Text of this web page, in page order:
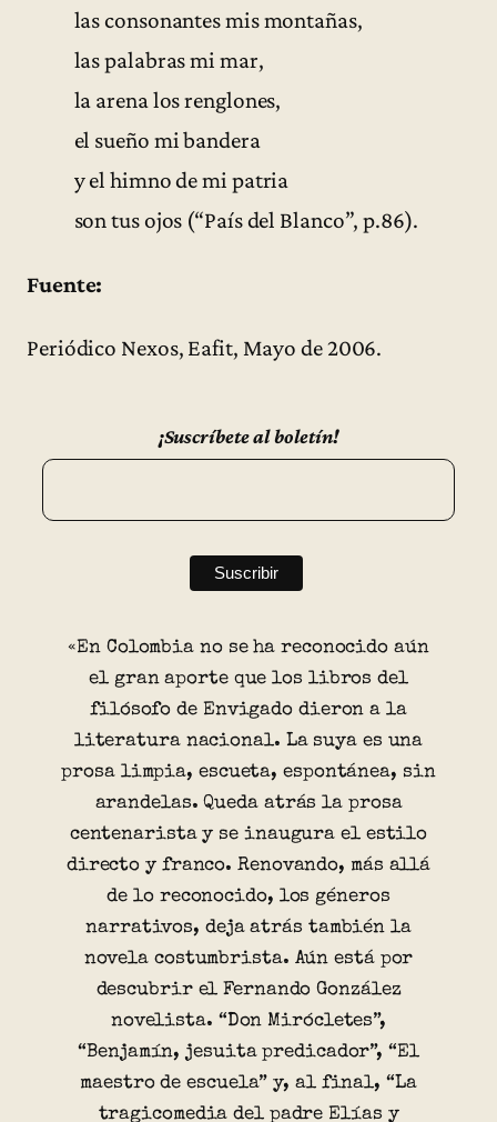
las consonantes mis montañas,
las palabras mi mar,
la arena los renglones,
el sueño mi bandera
y el himno de mi patria
son tus ojos (“País del Blanco”, p.86).
Fuente:
Periódico Nexos, Eafit, Mayo de 2006.
¡Suscríbete al boletín!
«En Colombia no se ha reconocido aún
el gran aporte que los libros del
filósofo de Envigado dieron a la
literatura nacional. La suya es una
prosa limpia, escueta, espontánea, sin
arandelas. Queda atrás la prosa
centenarista y se inaugura el estilo
directo y franco. Renovando, más allá
de lo reconocido, los géneros
narrativos, deja atrás también la
novela costumbrista. Aún está por
descubrir el Fernando González
novelista. “Don Mirócletes”,
“Benjamín, jesuita predicador”, “El
maestro de escuela” y, al final, “La
tragicomedia del padre Elías y